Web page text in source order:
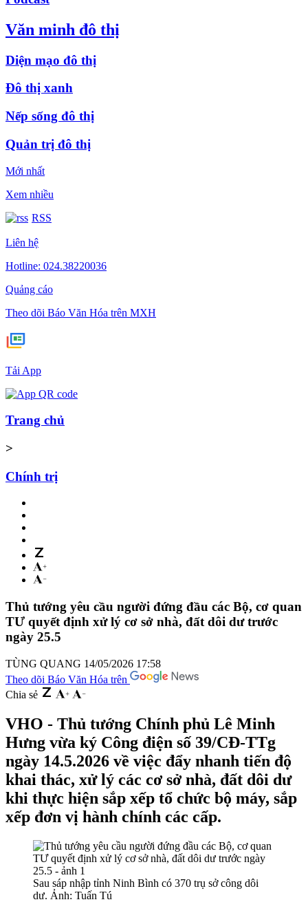
Văn minh đô thị
Diện mạo đô thị
Đô thị xanh
Nếp sống đô thị
Quản trị đô thị
Mới nhất
Xem nhiều
RSS
Liên hệ
Hotline: 024.38220036
Quảng cáo
Theo dõi Báo Văn Hóa trên MXH
Tải App
Trang chủ
>
Chính trị
Thủ tướng yêu cầu người đứng đầu các Bộ, cơ quan
TƯ quyết định xử lý cơ sở nhà, đất dôi dư trước
ngày 25.5
TÙNG QUANG 14/05/2026 17:58
Theo dõi Báo Văn Hóa trên
Chia sẻ
VHO - Thủ tướng Chính phủ Lê Minh
Hưng vừa ký Công điện số 39/CĐ-TTg
ngày 14.5.2026 về việc đẩy nhanh tiến độ
khai thác, xử lý các cơ sở nhà, đất dôi dư
khi thực hiện sắp xếp tổ chức bộ máy, sắp
xếp đơn vị hành chính các cấp.
Sau sáp nhập tỉnh Ninh Bình có 370 trụ sở công dôi
dư. Ảnh: Tuấn Tú